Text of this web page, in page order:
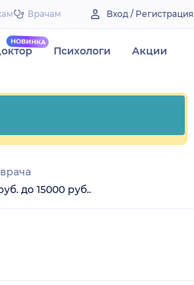
Врачам Вход / Регистрация
Психологи Акции
до 15000 руб..